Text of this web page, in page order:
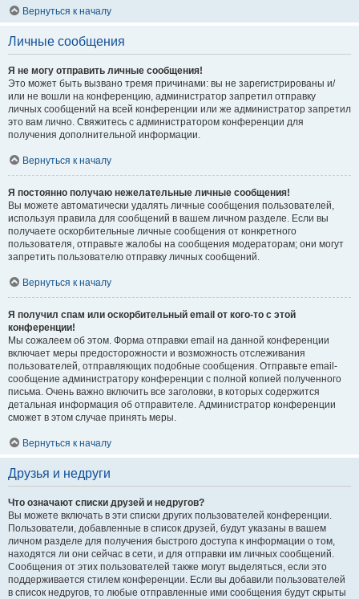
Вернуться к началу
Личные сообщения
Я не могу отправить личные сообщения!
Это может быть вызвано тремя причинами: вы не зарегистрированы и/
или не вошли на конференцию, администратор запретил отправку
личных сообщений на всей конференции или же администратор запретил
это вам лично. Свяжитесь с администратором конференции для
получения дополнительной информации.
Вернуться к началу
Я постоянно получаю нежелательные личные сообщения!
Вы можете автоматически удалять личные сообщения пользователей,
используя правила для сообщений в вашем личном разделе. Если вы
получаете оскорбительные личные сообщения от конкретного
пользователя, отправьте жалобы на сообщения модераторам; они могут
запретить пользователю отправку личных сообщений.
Вернуться к началу
Я получил спам или оскорбительный email от кого-то с этой
конференции!
Мы сожалеем об этом. Форма отправки email на данной конференции
включает меры предосторожности и возможность отслеживания
пользователей, отправляющих подобные сообщения. Отправьте email-
сообщение администратору конференции с полной копией полученного
письма. Очень важно включить все заголовки, в которых содержится
детальная информация об отправителе. Администратор конференции
сможет в этом случае принять меры.
Вернуться к началу
Друзья и недруги
Что означают списки друзей и недругов?
Вы можете включать в эти списки других пользователей конференции.
Пользователи, добавленные в список друзей, будут указаны в вашем
личном разделе для получения быстрого доступа к информации о том,
находятся ли они сейчас в сети, и для отправки им личных сообщений.
Сообщения от этих пользователей также могут выделяться, если это
поддерживается стилем конференции. Если вы добавили пользователей
в список недругов, то любые отправленные ими сообщения будут скрыты